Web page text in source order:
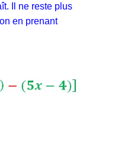
Il ne reste plus
en prenant